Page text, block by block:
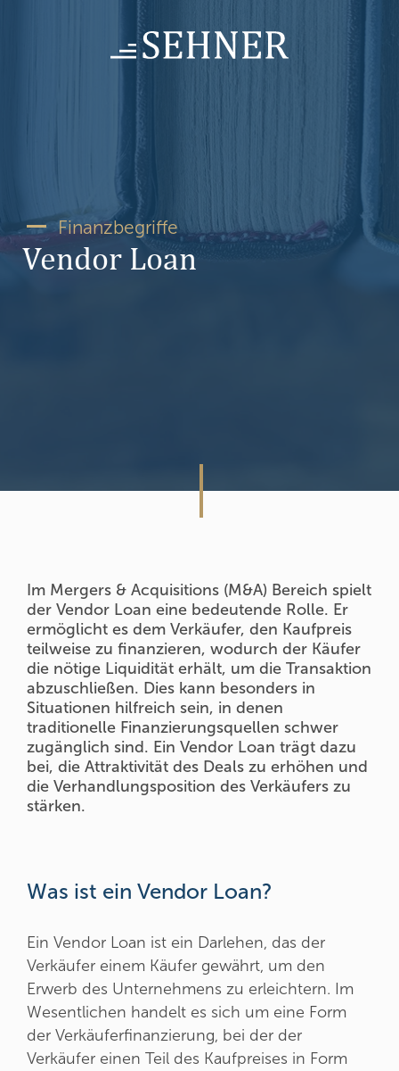
Finanzbegriffe
Vendor Loan
Im Mergers & Acquisitions (M&A) Bereich spielt
der Vendor Loan eine bedeutende Rolle. Er
ermöglicht es dem Verkäufer, den Kaufpreis
teilweise zu finanzieren, wodurch der Käufer
die nötige Liquidität erhält, um die Transaktion
abzuschließen. Dies kann besonders in
Situationen hilfreich sein, in denen
traditionelle Finanzierungsquellen schwer
zugänglich sind. Ein Vendor Loan trägt dazu
bei, die Attraktivität des Deals zu erhöhen und
die Verhandlungsposition des Verkäufers zu
stärken.
Was ist ein Vendor Loan?
Ein Vendor Loan ist ein Darlehen, das der
Verkäufer einem Käufer gewährt, um den
Erwerb des Unternehmens zu erleichtern. Im
Wesentlichen handelt es sich um eine Form
der Verkäuferfinanzierung, bei der der
Verkäufer einen Teil des Kaufpreises in Form